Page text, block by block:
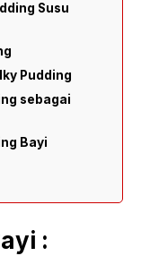
Susu
Pudding
sebagai
Bayi
: